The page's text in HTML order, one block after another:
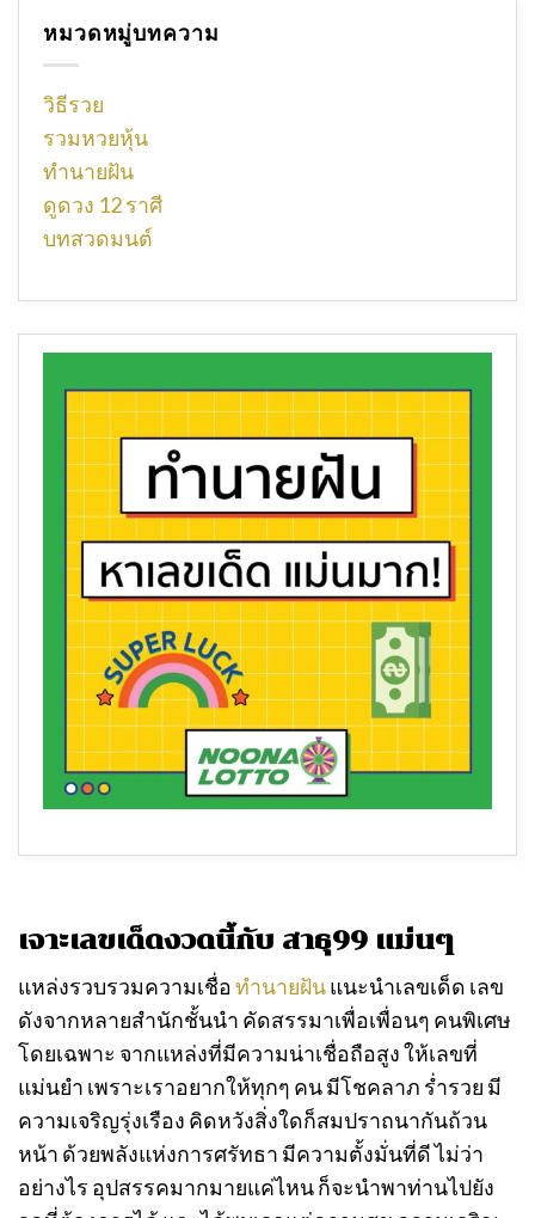
หมวดหมู่บทความ
วิธีรวย
รวมหวยหุ้น
ทำนายฝัน
ดูดวง 12 ราศี
บทสวดมนต์
เจาะเลขเด็ดงวดนี้กับ สาธุ99 แม่นๆ
แหล่งรวบรวมความเชื่อ ทำนายฝันแนะนำเลขเด็ด เลข
ดังจากหลายสำนักชั้นนำ คัดสรรมาเพื่อเพื่อนๆ คนพิเศษ
โดยเฉพาะ จากแหล่งที่มีความน่าเชื่อถือสูง ให้เลขที่
แม่นยำ เพราะเราอยากให้ทุกๆ คน มีโชคลาภ ร่ำรวย มี
ความเจริญรุ่งเรือง คิดหวังสิ่งใดก็สมปราถนากันถ้วน
หน้า ด้วยพลังแห่งการศรัทธา มีความตั้งมั่นที่ดี ไม่ว่า
อย่างไร อุปสรรคมากมายแค่ไหน ก็จะนำพาท่านไปยัง